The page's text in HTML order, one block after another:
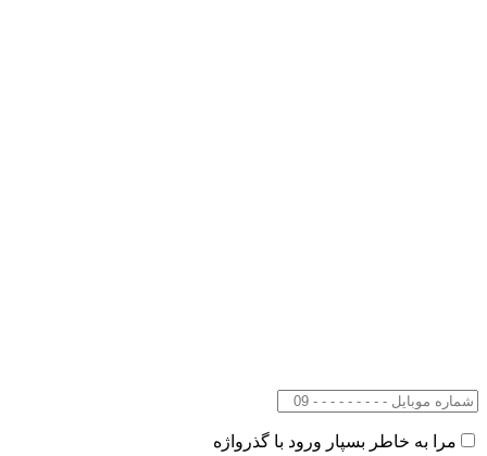
مرا به خاطر بسپار ورود با گذرواژه